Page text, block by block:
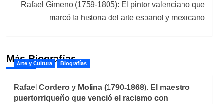
Rafael Gimeno (1759-1805): El pintor valenciano que
marcó la historia del arte español y mexicano
Más Biografías
Arte y Cultura Biografías
Rafael Cordero y Molina (1790-1868). El maestro
puertorriqueño que venció el racismo con